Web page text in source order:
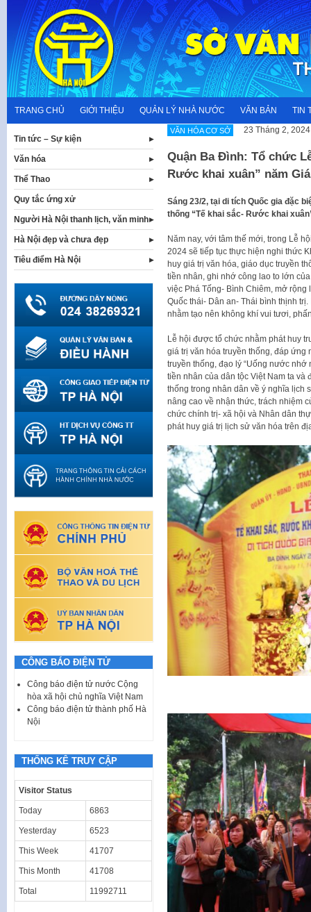
content
TRANG CHỦ GIỚI THIỆU QUẢN LÝ NHÀ NƯỚC VĂN BẢN TIN
VĂN HÓA CƠ SỞ 23 Tháng 2, 2024
Quận Ba Đình: Tổ chức
Rước khai xuân” năm
Sáng 23/2, tại di tích Quốc gia đặc
thống “Tế khai sắc- Rước khai
Năm nay, với tâm thế mới, trong Lễ
2024 sẽ tiếp tục thực hiện nghi thức
huy giá trị văn hóa, giáo dục truyền
tiền nhân, ghi nhớ công lao to lớn
việc Phá Tống- Bình Chiêm, mở
Quốc thái- Dân an- Thái bình thịnh
nhằm tạo nên không khí vui tươi,
Lễ hội được tổ chức nhằm phát huy
giá trị văn hóa truyền thống, đáp
truyền thống, đạo lý “Uống nước nhớ
tiền nhân của dân tộc Việt Nam ta và
thống trong nhân dân về ý nghĩa lịch
nâng cao về nhận thức, trách nhiệm
chức chính trị- xã hội và Nhân dân
phát huy giá trị lịch sử văn hóa trên
Tin tức – Sự kiện
Văn hóa
Thể Thao
Quy tắc ứng xử
Người Hà Nội thanh lịch, văn minh
Hà Nội đẹp và chưa đẹp
Tiêu điểm Hà Nội
CÔNG BÁO ĐIỆN TỬ
Công báo điện tử nước Cộng
hòa xã hội chủ nghĩa Việt Nam
Công báo điện tử thành phố Hà
Nội
THỐNG KÊ TRUY CẬP
Visitor Status
Today 6863
Yesterday 6523
This Week 41707
This Month 41708
Total 11992711